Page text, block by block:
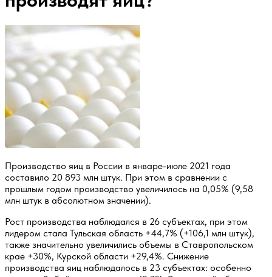
Производство яиц в России в январе-июле 2021 года
составило 20 893 млн штук. При этом в сравнении с
прошлым годом производство увеличилось на 0,05% (9,58
млн штук в абсолютном значении).
Рост производства наблюдался в 26 субъектах, при этом
лидером стала Тульская область +44,7% (+106,1 млн штук),
также значительно увеличились объемы в Ставропольском
крае +30%, Курской области +29,4%. Снижение
производства яиц наблюдалось в 23 субъектах: особенно